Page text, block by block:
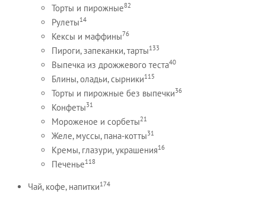
Торты и пирожные82
Рулеты14
Кексы и маффины76
Пироги, запеканки, тарты133
Выпечка из дрожжевого теста40
Блины, оладьи, сырники115
Торты и пирожные без выпечки36
Конфеты31
Мороженое и сорбеты21
Желе, муссы, пана-котты31
Кремы, глазури, украшения16
Печенье118
Чай, кофе, напитки174